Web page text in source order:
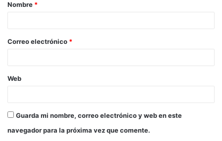
Nombre *
Correo electrónico *
Web
Guarda mi nombre, correo electrónico y web en este
navegador para la próxima vez que comente.